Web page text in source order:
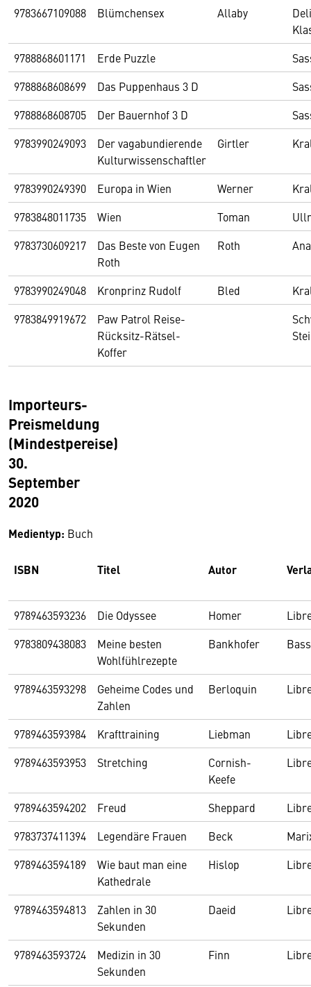
9783667109088
Blümchensex Allaby
9788868601171
Erde Puzzle
9788868608699
Das Puppenhaus 3 D
9788868608705
Der Bauernhof 3 D
9783990249093
Der vagabundierende
Kulturwissenschaftler
Girtler
9783990249390 Europa in Wien Werner
9783848011735
Wien Toman
9783730609217
Das Beste von Eugen
Roth
Roth
9783990249048 Kronprinz Rudolf Bled
9783849919672
Paw Patrol Reise-
Rücksitz-Rätsel-
Koffer
Importeurs-
Preismeldung
(Mindestpereise)
30.
September
2020
Medientyp: Buch
ISBN Titel Autor
9789463593236 Die Odyssee Homer
9783809438083
Meine besten
Wohlfühlrezepte
Bankhofer
9789463593298
Geheime Codes und
Zahlen
Berloquin
9789463593984 Krafttraining Liebman
9789463593953
Stretching
Cornish-
Keefe
9789463594202 Freud Sheppard
9783737411394
Legendäre Frauen Beck
9789463594189
Wie baut man eine
Kathedrale
Hislop
9789463594813
Zahlen in 30
Sekunden
Daeid
9789463593724
Medizin in 30
Sekunden
Finn